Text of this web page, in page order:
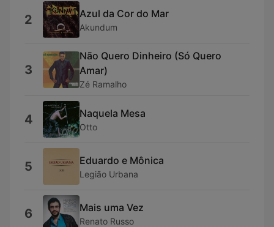
2 Azul da Cor do Mar
Akundum
3
Não Quero Dinheiro (Só Quero
Amar)
Zé Ramalho
4 Naquela Mesa
Otto
5 Eduardo e Mônica
Legião Urbana
6 Mais uma Vez
Renato Russo